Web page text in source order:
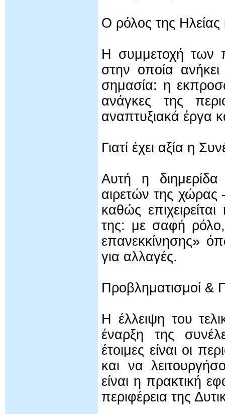
Ο ρόλος της Ηλείας
Η συμμετοχή των
στην οποία
σημασία: η
ανάγκες της
αναπτυξιακά έργα
Γιατί έχει αξία η
Αυτή η
αιρετών της χώρας
καθώς
της: με σαφή
επανεκκίνησης»
για αλλαγές.
Προβληματισμοί &
Η έλλειψη του
έναρξη της
έτοιμες είναι οι
και να
είναι η πρακτική
περιφέρεια της